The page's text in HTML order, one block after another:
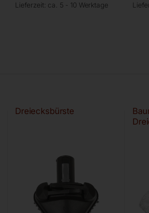
Lieferzeit: ca. 5 - 10 Werktage
Dreiecksbürste